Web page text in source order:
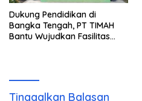
Dukung Pendidikan di
Bangka Tengah, PT TIMAH
Bantu Wujudkan Fasilitas
Tinggalkan Balasan